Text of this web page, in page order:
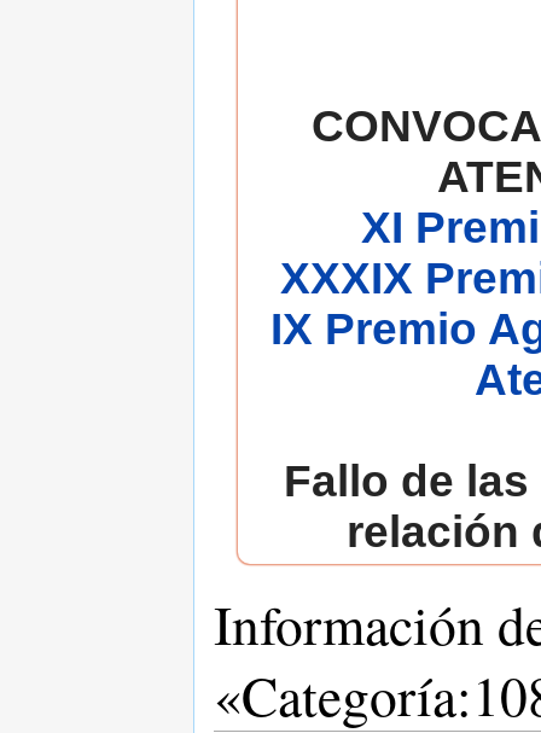
XI
XXXIX
IX Premio
Fallo de
relación
Información